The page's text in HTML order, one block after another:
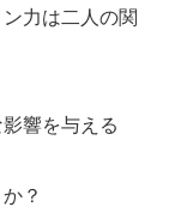
力は二人の関
響を与える
？